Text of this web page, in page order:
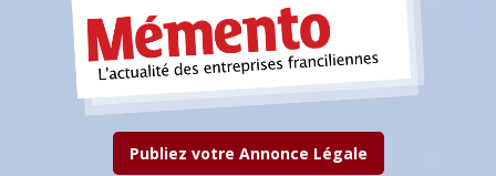
Publiez votre Annonce Légale